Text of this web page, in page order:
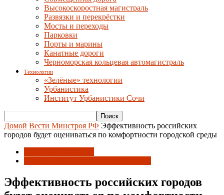
Высокоскоростная магистраль
Развязки и перекрёстки
Мосты и переходы
Парковки
Порты и марины
Канатные дороги
Черноморская кольцевая автомагистраль
Технологии
«Зелёные» технологии
Урбанистика
Институт Урбанистики Сочи
Домой Вести Минстроя РФ Эффективность российских
городов будет оцениваться по комфортности городской среды
Эффективность российских городов